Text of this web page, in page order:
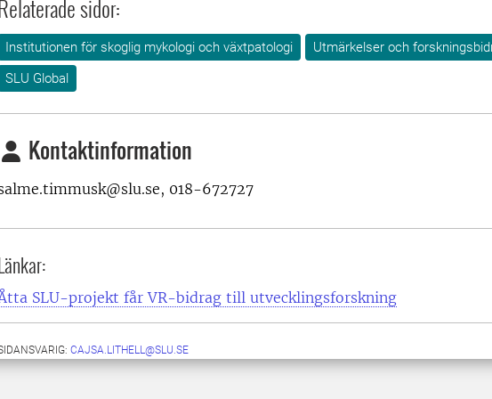
Relaterade sidor:
Institutionen för skoglig mykologi och växtpatologi
Utmärkelser och
SLU Global
Kontaktinformation
018-672727
SLU-projekt får VR-bidrag till utvecklingsforskning
CAJSA.LITHELL@SLU.SE